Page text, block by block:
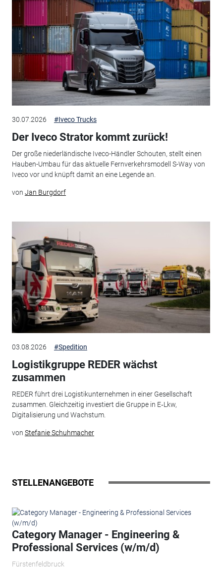
30.07.2026 #Iveco Trucks
Der Iveco Strator kommt zurück!
Der große niederländische Iveco-Händler Schouten, stellt einen
Hauben-Umbau für das aktuelle Fernverkehrsmodell S-Way von
Iveco vor und knüpft damit an eine Legende an.
von Jan Burgdorf
03.08.2026 #Spedition
Logistikgruppe REDER wächst
zusammen
REDER führt drei Logistikunternehmen in einer Gesellschaft
zusammen. Gleichzeitig investiert die Gruppe in E‑Lkw,
Digitalisierung und Wachstum.
von Stefanie Schuhmacher
STELLENANGEBOTE
Category Manager - Engineering &
Professional Services (w/m/d)
Fürstenfeldbruck